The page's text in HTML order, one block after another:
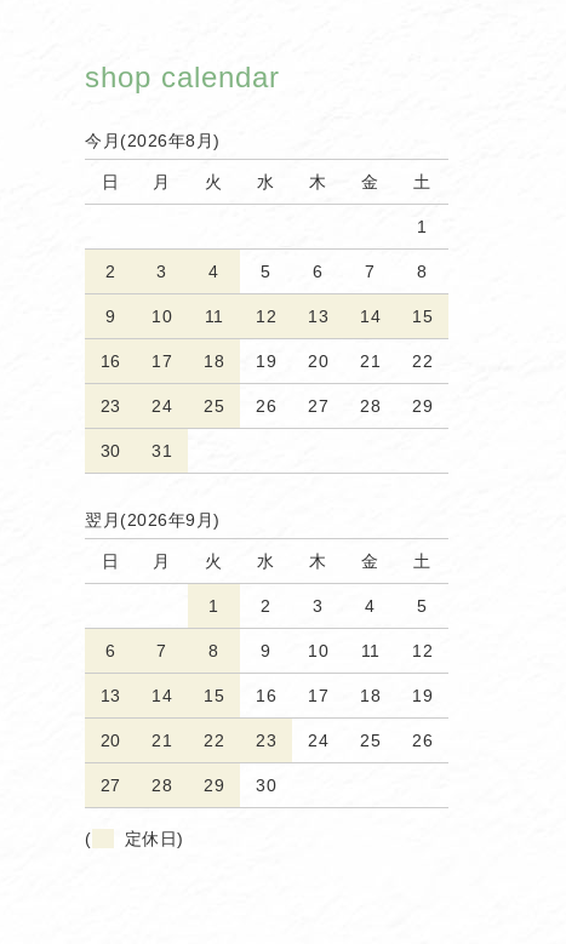
shop calendar
今月(2026年8月)
日 月 火 水 木 金 土
1
2 3 4 5 6 7 8
9 10 11 12 13 14 15
16 17 18 19 20 21 22
23 24 25 26 27 28 29
30 31
翌月(2026年9月)
日 月 火 水 木 金 土
1 2 3 4 5
6 7 8 9 10 11 12
13 14 15 16 17 18 19
20 21 22 23 24 25 26
27 28 29 30
( 定休日)